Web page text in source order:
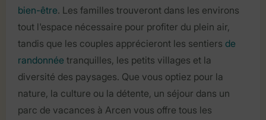
bien-être. Les familles trouveront dans les environs
tout l'espace nécessaire pour profiter du plein air,
tandis que les couples apprécieront les sentiers de
randonnée tranquilles, les petits villages et la
diversité des paysages. Que vous optiez pour la
nature, la culture ou la détente, un séjour dans un
parc de vacances à Arcen vous offre tous les